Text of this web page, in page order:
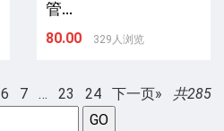
管...
80.00 329人浏览
6 7 … 23 24 下一页»
共285